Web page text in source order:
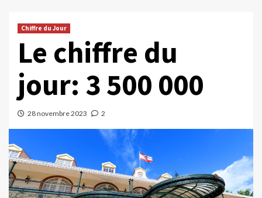
Chiffre du Jour
Le chiffre du
jour: 3 500 000
28 novembre 2023 2